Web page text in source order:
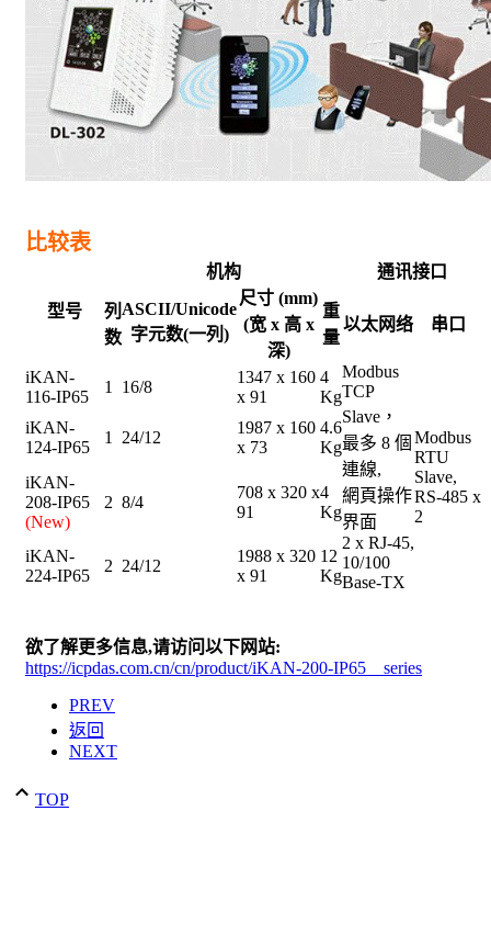
比较表
型号
机构 通讯接口
列
数
ASCII/Unicode
字元数(一列)
尺寸 (mm)
(宽 x 高 x
深)
重
量
以太网络 串口
iKAN-
116-IP65
1 16/8
1347 x 160
x 91
4
Kg
Modbus
TCP
Slave，
最多 8 個
連線,
網頁操作
界面
2 x RJ-45,
10/100
Base-TX
Modbus
RTU
Slave,
RS-485 x
2
iKAN-
124-IP65
1 24/12
1987 x 160
x 73
4.6
Kg
iKAN-
208-IP65
(New)
2 8/4
708 x 320 x
91
4
Kg
iKAN-
224-IP65
2 24/12
1988 x 320
x 91
12
Kg
欲了解更多信息,请访问以下网站:
https://icpdas.com.cn/cn/product/iKAN-200-IP65__series
PREV
返回
NEXT
TOP